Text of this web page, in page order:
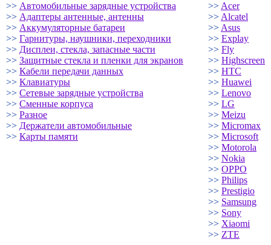
>> Автомобильные зарядные устройства
>> Адаптеры антенные, антенны
>> Аккумуляторные батареи
>> Гарнитуры, наушники, переходники
>> Дисплеи, стекла, запасные части
>> Защитные стекла и пленки для экранов
>> Кабели передачи данных
>> Клавиатуры
>> Сетевые зарядные устройства
>> Сменные корпуса
>> Разное
>> Держатели автомобильные
>> Карты памяти
>> Acer
>> Alcatel
>> Asus
>> Explay
>> Fly
>> Highscreen
>> HTC
>> Huawei
>> Lenovo
>> LG
>> Meizu
>> Micromax
>> Microsoft
>> Motorola
>> Nokia
>> OPPO
>> Philips
>> Prestigio
>> Samsung
>> Sony
>> Xiaomi
>> ZTE